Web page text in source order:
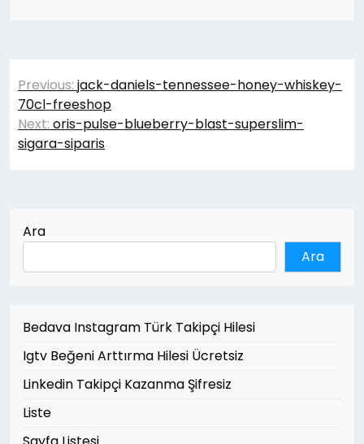
Yazı
gezinmesi
Previous: jack-daniels-tennessee-honey-whiskey-
70cl-freeshop
Next: oris-pulse-blueberry-blast-superslim-
sigara-siparis
Ara
Ara
Bedava Instagram Türk Takipçi Hilesi
Igtv Beğeni Arttırma Hilesi Ücretsiz
Linkedin Takipçi Kazanma Şifresiz
Liste